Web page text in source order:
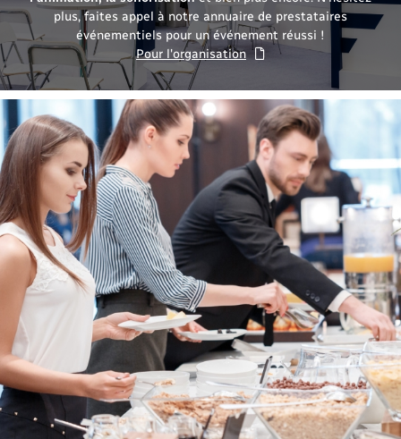
plus, faites appel à notre annuaire de prestataires
événementiels pour un événement réussi !
Pour l'organisation